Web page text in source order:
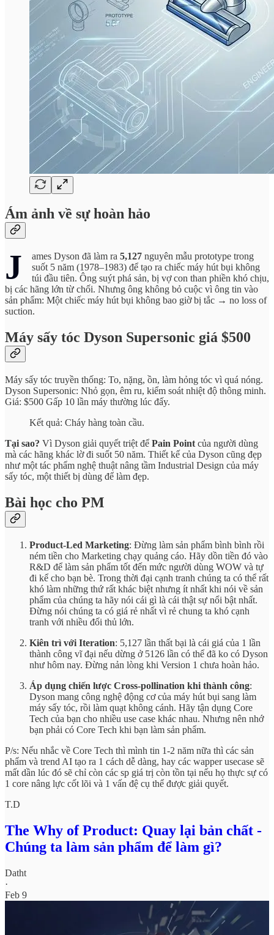
Ám ảnh về sự hoàn hảo
J ames Dyson đã làm ra 5,127 nguyên mẫu prototype trong
suốt 5 năm (1978–1983) để tạo ra chiếc máy hút bụi không
túi đầu tiên. Ông suýt phá sản, bị vợ con than phiền khó chịu,
bị các hãng lớn từ chối. Nhưng ông không bỏ cuộc vì ông tin vào
sản phẩm: Một chiếc máy hút bụi không bao giờ bị tắc → no loss of
suction.
Máy sấy tóc Dyson Supersonic giá $500
Máy sấy tóc truyền thống: To, nặng, ồn, làm hỏng tóc vì quá nóng.
Dyson Supersonic: Nhỏ gọn, êm ru, kiểm soát nhiệt độ thông minh.
Giá: $500 Gấp 10 lần máy thường lúc đấy.
Kết quả: Cháy hàng toàn cầu.
Tại sao? Vì Dyson giải quyết triệt để Pain Point của người dùng
mà các hãng khác lờ đi suốt 50 năm. Thiết kế của Dyson cũng đẹp
như một tác phẩm nghệ thuật nâng tầm Industrial Design của máy
sấy tóc, một thiết bị dùng để làm đẹp.
Bài học cho PM
Product-Led Marketing: Đừng làm sản phẩm bình bình rồi
ném tiền cho Marketing chạy quảng cáo. Hãy dồn tiền đó vào
R&D để làm sản phẩm tốt đến mức người dùng WOW và tự
đi kể cho bạn bè. Trong thời đại cạnh tranh chúng ta có thể rất
khó làm những thứ rất khác biệt nhưng ít nhất khi nói về sản
phẩm của chúng ta hãy nói cái gì là cái thật sự nổi bật nhất.
Đừng nói chúng ta có giá rẻ nhất vì rẻ chung ta khó cạnh
tranh với nhiều đối thủ lớn.
Kiên trì với Iteration: 5,127 lần thất bại là cái giá của 1 lần
thành công vĩ đại nếu dừng ở 5126 lần có thể đã ko có Dyson
như hôm nay. Đừng nản lòng khi Version 1 chưa hoàn hảo.
Áp dụng chiến lược Cross-pollination khi thành công:
Dyson mang công nghệ động cơ của máy hút bụi sang làm
máy sấy tóc, rồi làm quạt không cánh. Hãy tận dụng Core
Tech của bạn cho nhiều use case khác nhau. Nhưng nên nhớ
bạn phải có Core Tech khi bạn làm sản phẩm.
P/s: Nếu nhắc về Core Tech thì mình tin 1-2 năm nữa thì các sản
phẩm và trend AI tạo ra 1 cách dễ dàng, hay các wapper usecase sẽ
mất dần lúc đó sẽ chỉ còn các sp giá trị còn tồn tại nếu họ thực sự có
1 core nâng lực cốt lõi và 1 vấn đệ cụ thể được giải quyết.
T.D
The Why of Product: Quay lại bản chất -
Chúng ta làm sản phẩm để làm gì?
Datht
·
Feb 9